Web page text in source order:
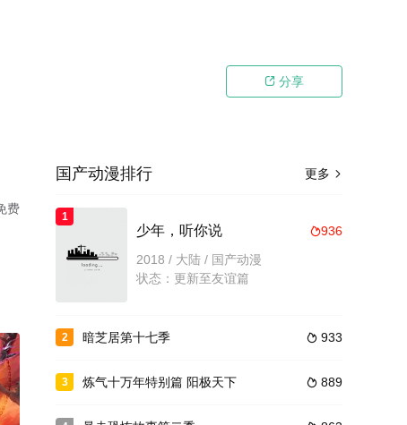
 分享
费
更多 
国产动漫排行
1
936
少年，听你说
2018 / 大陆 / 国产动漫
状态：更新至友谊篇
2  933
暗芝居第十七季
3  889
炼气十万年特别篇 阳极天下